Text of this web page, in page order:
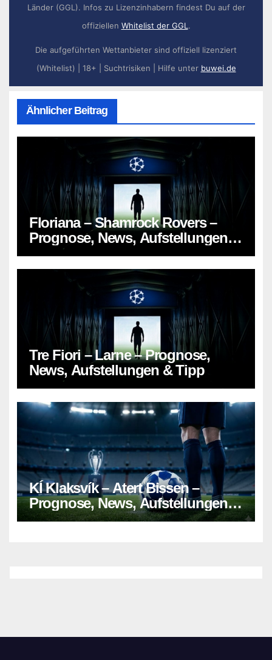
Länder (GGL). Infos zu Lizenzinhabern findest Du auf der
offiziellen Whitelist der GGL.
Die aufgeführten Wettanbieter sind offiziell lizenziert
(Whitelist) | 18+ | Suchtrisiken | Hilfe unter buwei.de
Ähnlicher Beitrag
Floriana – Shamrock Rovers –
Prognose, News, Aufstellungen &
Tipp
Tre Fiori – Larne – Prognose,
News, Aufstellungen & Tipp
KÍ Klaksvík – Atert Bissen –
Prognose, News, Aufstellungen &
Tipp